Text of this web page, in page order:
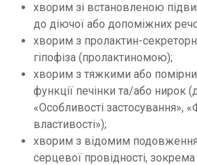
хворим зі встановленою
до діючої або допоміжних
хворим з пролактин-
гіпофіза (пролактиномою);
хворим з тяжкими або
функції печінки та/або нирок
«Особливості застосування»,
властивості»);
хворим з відомим
серцевої провідності,